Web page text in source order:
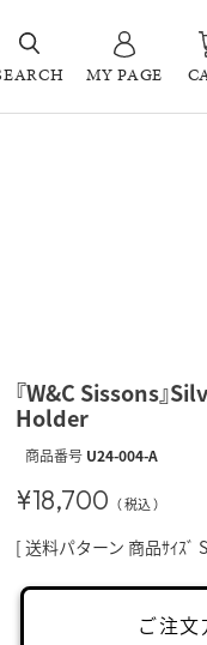
MY PAGE
『W&C Sissons』
Holder
商品番号 U24-004-A
¥18,700 税込
送料パターン 商品ｻｲｽﾞ
ご注